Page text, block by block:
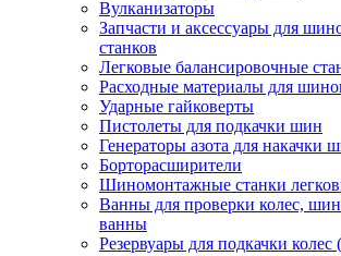
Вулканизаторы
Запчасти и аксессуары для
станков
Легковые балансировочные
Расходные материалы для
Ударные гайковерты
Пистолеты для подкачки шин
Генераторы азота для накачки
Борторасширители
Шиномонтажные станки
Ванны для проверки колес,
ванны
Резервуары для подкачки колес